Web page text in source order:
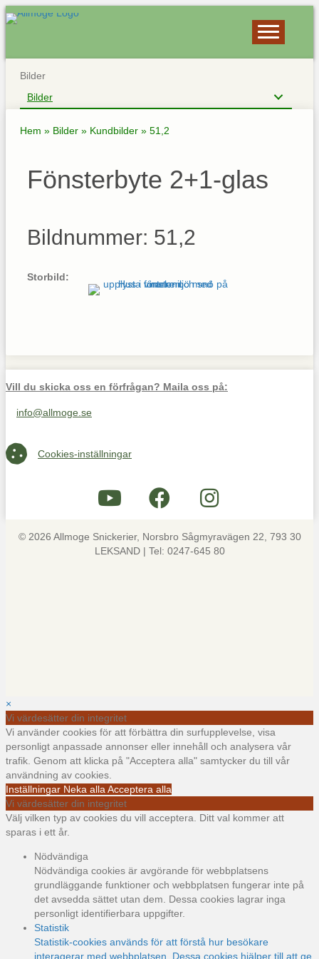
Bilder
Bilder
Hem » Bilder » Kundbilder » 51,2
Fönsterbyte 2+1-glas
Bildnummer: 51,2
Storbild:
Vill du skicka oss en förfrågan? Maila oss på:
Maila oss på info@allmoge.se
info@allmoge.se
Cookies-inställningar
Cookies-inställningar
© 2026 Allmoge Snickerier, Norsbro Sågmyravägen 22, 793 30
LEKSAND | Tel: 0247-645 80
×
Vi värdesätter din integritet
Vi använder cookies för att förbättra din surfupplevelse, visa
personligt anpassade annonser eller innehåll och analysera vår
trafik. Genom att klicka på "Acceptera alla" samtycker du till vår
användning av cookies.
Inställningar Neka alla Acceptera alla
Vi värdesätter din integritet
Välj vilken typ av cookies du vill acceptera. Ditt val kommer att
sparas i ett år.
Nödvändiga
Nödvändiga cookies är avgörande för webbplatsens
grundläggande funktioner och webbplatsen fungerar inte på
det avsedda sättet utan dem. Dessa cookies lagrar inga
personligt identifierbara uppgifter.
Statistik
Statistik-cookies används för att förstå hur besökare
interagerar med webbplatsen. Dessa cookies hjälper till att ge